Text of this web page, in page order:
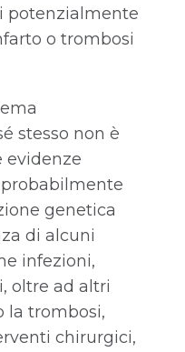
potenzialmente
o trombosi
stesso non è
evidenze
genetica
di alcuni
infezioni,
oltre ad altri
la trombosi,
chirurgici,